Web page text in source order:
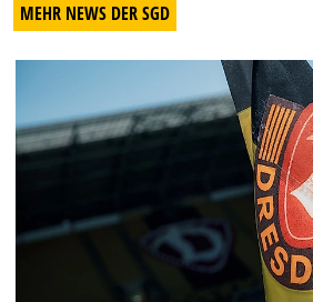
MEHR NEWS DER SGD